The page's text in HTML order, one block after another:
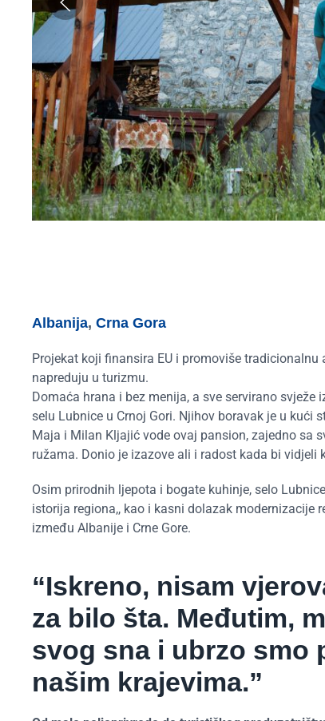
Albanija, Crna Gora
Projekat koji finansira EU i promoviše
napreduju u turizmu.
Domaća hrana i bez menija, a sve servirano
selu Lubnice u Crnoj Gori. Njihov boravak je u
Maja i Milan Kljajić vode ovaj pansion, zajedno sa
ružama. Donio je izazove ali i radost kada bi
Osim prirodnih ljepota i bogate kuhinje, selo
istorija regiona,, kao i kasni dolazak modernizacije
između Albanije i Crne Gore.
“Iskreno, nisam
za bilo šta. Međutim,
svog sna i ubrzo smo
našim krajevima.”